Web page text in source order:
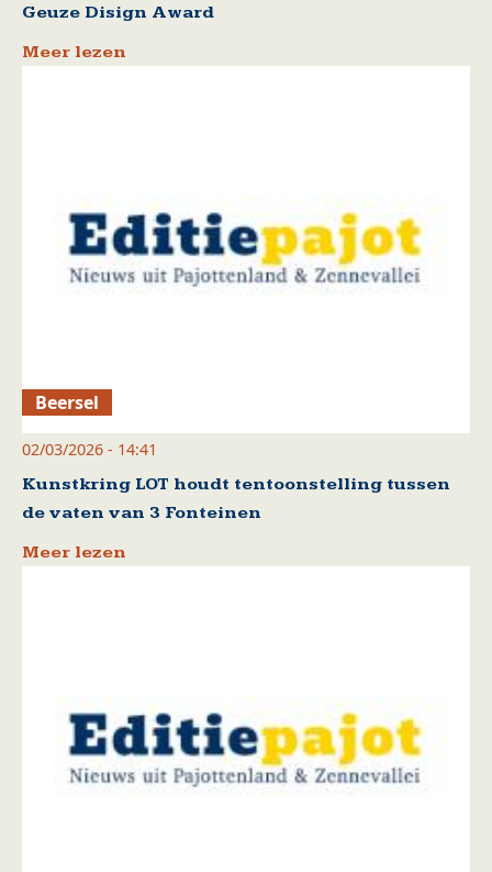
Geuze Disign Award
Meer lezen
Beersel
02/03/2026 - 14:41
Kunstkring LOT houdt tentoonstelling tussen
de vaten van 3 Fonteinen
Meer lezen